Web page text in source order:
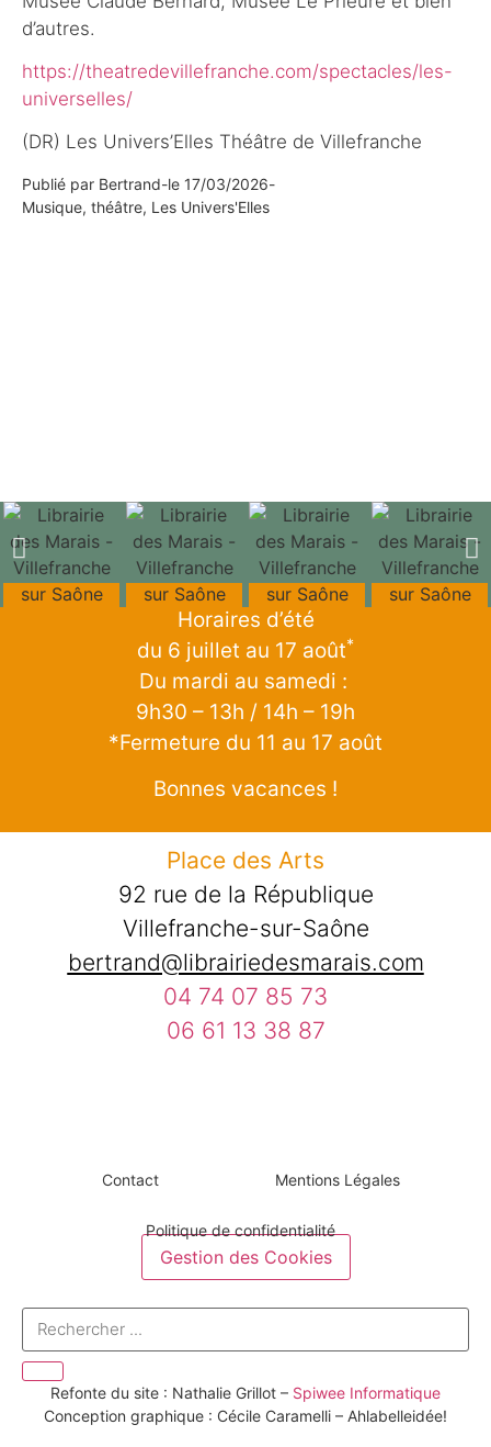
d’autres.
https://theatredevillefranche.com/spectacles/les-
universelles/
(DR) Les Univers’Elles Théâtre de Villefranche
Publié par Bertrand-le 17/03/2026-
Musique, théâtre, Les Univers'Elles
Horaires d’été
du 6 juillet au 17 août*
Du mardi au samedi :
9h30 – 13h / 14h – 19h
*Fermeture du 11 au 17 août
Bonnes vacances !
Place des Arts
92 rue de la République
Villefranche-sur-Saône
bertrand@librairiedesmarais.com
04 74 07 85 73
06 61 13 38 87
Contact Mentions Légales
Politique de confidentialité
Gestion des Cookies
Refonte du site : Nathalie Grillot – Spiwee Informatique
Conception graphique : Cécile Caramelli – Ahlabelleidée!